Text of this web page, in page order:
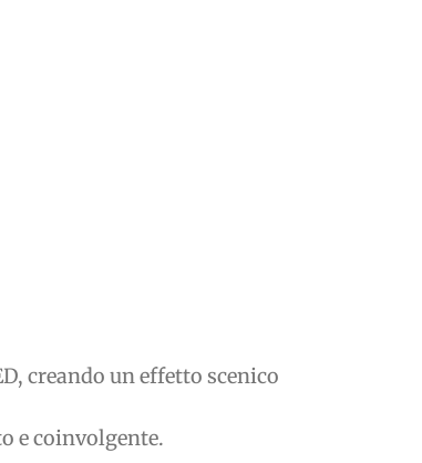
creando un effetto scenico
e coinvolgente.